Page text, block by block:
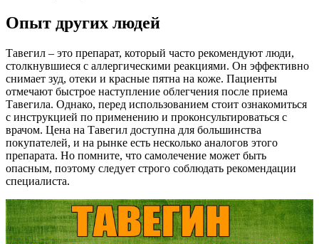
Опыт других людей
Тавегил – это препарат, который часто рекомендуют люди,
столкнувшиеся с аллергическими реакциями. Он эффективно
снимает зуд, отеки и красные пятна на коже. Пациенты
отмечают быстрое наступление облегчения после приема
Тавегила. Однако, перед использованием стоит ознакомиться
с инструкцией по применению и проконсультироваться с
врачом. Цена на Тавегил доступна для большинства
покупателей, и на рынке есть несколько аналогов этого
препарата. Но помните, что самолечение может быть
опасным, поэтому следует строго соблюдать рекомендации
специалиста.